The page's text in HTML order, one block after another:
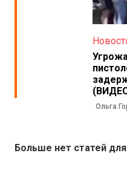
Ольга
Больше нет статей